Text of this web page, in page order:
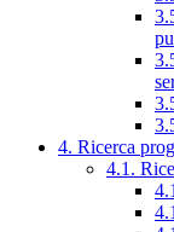
4. Ricerca
4.1.